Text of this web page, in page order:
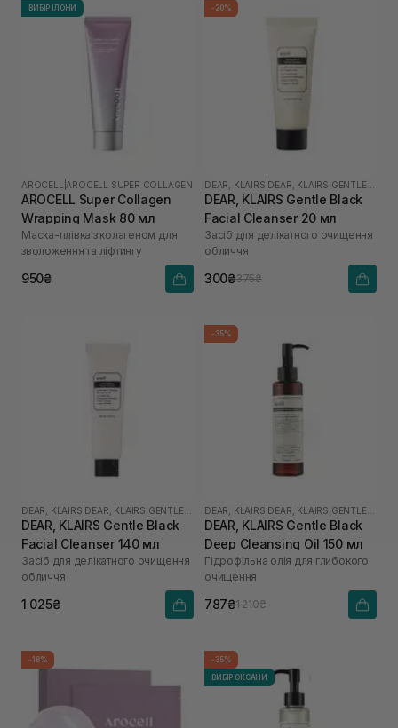
ВИБІР ІЛОНИ
AROCELL AROCELL SUPER COLLAGEN
AROCELL Super Collagen
Wrapping Mask 80 мл
Маска-плівка з колагеном для
зволоження та ліфтингу
950₴
-20%
DEAR, KLAIRS
DEAR, KLAIRS Gentle Black
Facial Cleanser 20 мл
Засіб для делікатного очищення
обличчя
300₴375₴
DEAR, KLAIRS
DEAR, KLAIRS Gentle Black
Facial Cleanser 140 мл
Засіб для делікатного очищення
обличчя
1 025₴
-35%
DEAR, KLAIRS
DEAR, KLAIRS Gentle Black
Deep Cleansing Oil 150 мл
Гідрофільна олія для глибокого
очищення
787₴1 210₴
-18%
-35%
ВИБІР ОКСАНИ